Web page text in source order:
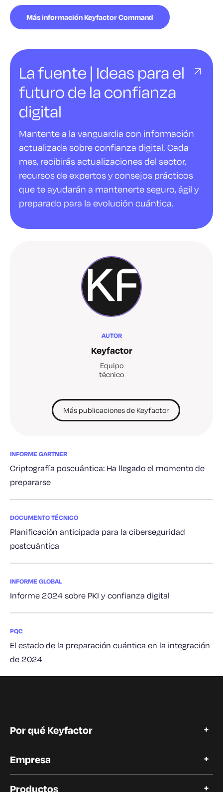
Más información Keyfactor Command
La fuente | Ideas para el
futuro de la confianza
digital
Mantente a la vanguardia con información
actualizada sobre confianza digital. Cada
mes, recibirás actualizaciones del sector,
recursos de expertos y consejos prácticos
que te ayudarán a mantenerte seguro, ágil y
preparado para la evolución cuántica.
AUTOR
Keyfactor
Equipo
técnico
Más publicaciones de Keyfactor
INFORME GARTNER
Criptografía poscuántica: Ha llegado el momento de
prepararse
DOCUMENTO TÉCNICO
Planificación anticipada para la ciberseguridad
postcuántica
INFORME GLOBAL
Informe 2024 sobre PKI y confianza digital
PQC
El estado de la preparación cuántica en la integración
de 2024
Por qué Keyfactor
Historias de clientes
Empresa
Carreras profesionales
Productos